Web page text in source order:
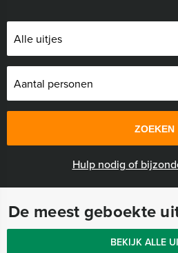
ZOEKEN
Hulp nodig of
De meest geboekte
BEKIJK ALLE